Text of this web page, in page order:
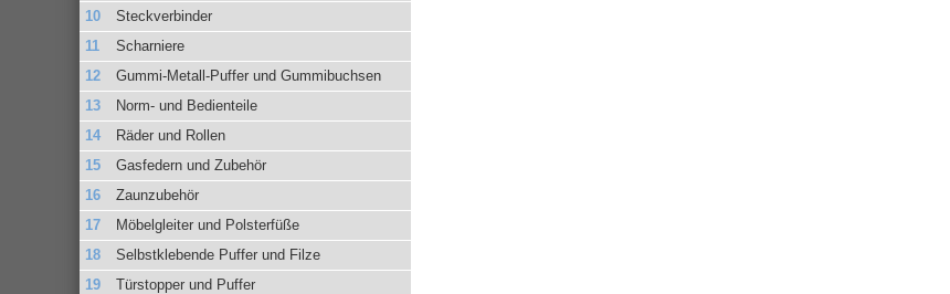
Steckverbinder
Scharniere
Gummi-Metall-Puffer und Gummibuchsen
Norm- und Bedienteile
Räder und Rollen
Gasfedern und Zubehör
Zaunzubehör
Möbelgleiter und Polsterfüße
Selbstklebende Puffer und Filze
Türstopper und Puffer